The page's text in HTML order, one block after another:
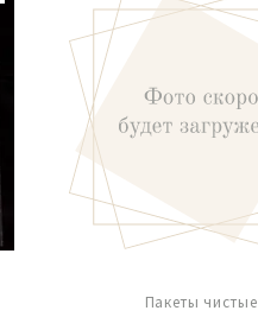
Пакеты чистые